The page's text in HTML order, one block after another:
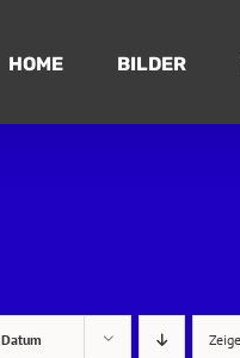
HOME BILDER
Datum Zeige